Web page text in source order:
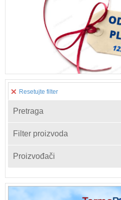
Resetujte filter
Pretraga
Filter proizvoda
Proizvođači